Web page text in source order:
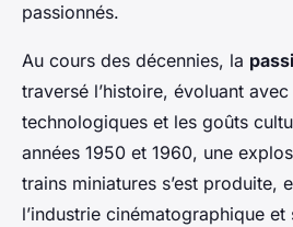
passionnés.
Au cours des décennies, la
traversé l’histoire, évoluant
technologiques et les goûts
années 1950 et 1960, une
trains miniatures s’est produite,
l’industrie cinématographique et